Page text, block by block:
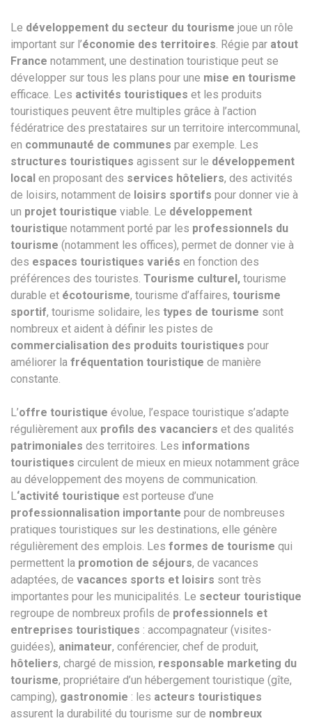
Le développement du secteur du tourisme joue un rôle
important sur l’économie des territoires. Régie par atout
France notamment, une destination touristique peut se
développer sur tous les plans pour une mise en tourisme
efficace. Les activités touristiques et les produits
touristiques peuvent être multiples grâce à l’action
fédératrice des prestataires sur un territoire intercommunal,
en communauté de communes par exemple. Les
structures touristiques agissent sur le développement
local en proposant des services hôteliers, des activités
de loisirs, notamment de loisirs sportifs pour donner vie à
un projet touristique viable. Le développement
touristique notamment porté par les professionnels du
tourisme (notamment les offices), permet de donner vie à
des espaces touristiques variés en fonction des
préférences des touristes. Tourisme culturel, tourisme
durable et écotourisme, tourisme d’affaires, tourisme
sportif, tourisme solidaire, les types de tourisme sont
nombreux et aident à définir les pistes de
commercialisation des produits touristiques pour
améliorer la fréquentation touristique de manière
constante.
L’offre touristique évolue, l’espace touristique s’adapte
régulièrement aux profils des vacanciers et des qualités
patrimoniales des territoires. Les informations
touristiques circulent de mieux en mieux notamment grâce
au développement des moyens de communication.
L‘activité touristique est porteuse d’une
professionnalisation importante pour de nombreuses
pratiques touristiques sur les destinations, elle génère
régulièrement des emplois. Les formes de tourisme qui
permettent la promotion de séjours, de vacances
adaptées, de vacances sports et loisirs sont très
importantes pour les municipalités. Le secteur touristique
regroupe de nombreux profils de professionnels et
entreprises touristiques : accompagnateur (visites-
guidées), animateur, conférencier, chef de produit,
hôteliers, chargé de mission, responsable marketing du
tourisme, propriétaire d’un hébergement touristique (gîte,
camping), gastronomie : les acteurs touristiques
assurent la durabilité du tourisme sur de nombreux